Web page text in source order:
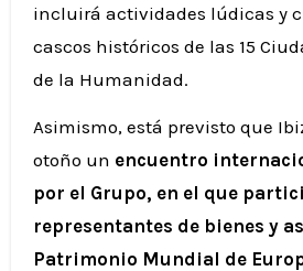
incluirá actividades lúdicas y
cascos históricos de las 15
de la Humanidad.
Asimismo, está previsto que
otoño un encuentro
por el Grupo, en el que
representantes de bienes y
Patrimonio Mundial de